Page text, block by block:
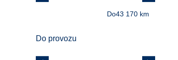
Do43 170 km
Do provozu